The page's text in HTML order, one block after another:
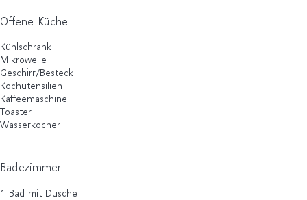
Offene Küche
Kühlschrank
Mikrowelle
Geschirr/Besteck
Kochutensilien
Kaffeemaschine
Toaster
Wasserkocher
Badezimmer
1 Bad mit Dusche